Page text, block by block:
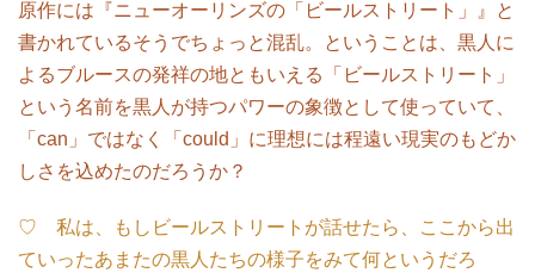
原作には『ニューオーリンズの「ビールストリート」』と
書かれているそうでちょっと混乱。ということは、黒人に
よるブルースの発祥の地ともいえる「ビールストリート」
という名前を黒人が持つパワーの象徴として使っていて、
「can」ではなく「could」に理想には程遠い現実のもどか
しさを込めたのだろうか？
♡ 私は、もしビールストリートが話せたら、ここから出
ていったあまたの黒人たちの様子をみて何というだろ